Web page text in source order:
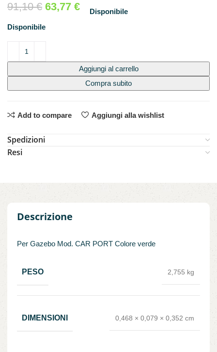
91,10€ 63,77 €
Disponibile
Disponibile
Aggiungi al carrello
Compra subito
Add to compare Aggiungi alla wishlist
Spedizioni
Resi
Descrizione
Per Gazebo Mod. CAR PORT Colore verde
PESO 2,755 kg
DIMENSIONI 0,468 × 0,079 × 0,352 cm